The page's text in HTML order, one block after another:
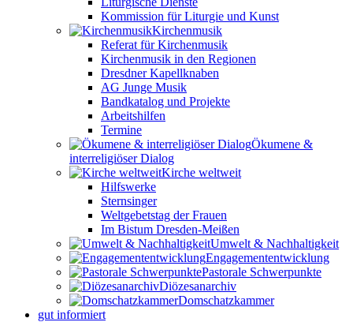
Kommission für Liturgie und Kunst
Kirchenmusik
Referat für Kirchenmusik
Kirchenmusik in den Regionen
Dresdner Kapellknaben
AG Junge Musik
Bandkatalog und Projekte
Arbeitshilfen
Termine
Ökumene &
interreligiöser Dialog
Kirche weltweit
Hilfswerke
Sternsinger
Weltgebetstag der Frauen
Im Bistum Dresden-Meißen
Umwelt & Nachhaltigkeit
Engagemententwicklung
Pastorale Schwerpunkte
Diözesanarchiv
Domschatzkammer
gut informiert